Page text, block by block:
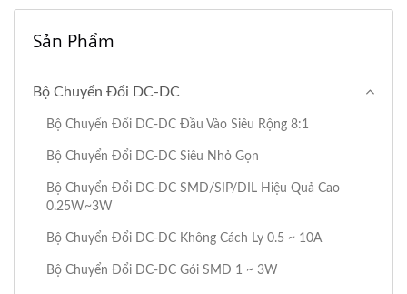
Sản Phẩm
Bộ Chuyển Đổi DC-DC
Bộ Chuyển Đổi DC-DC Đầu Vào Siêu Rộng 8:1
Bộ Chuyển Đổi DC-DC Siêu Nhỏ Gọn
Bộ Chuyển Đổi DC-DC SMD/SIP/DIL Hiệu Quả Cao
0.25W~3W
Bộ Chuyển Đổi DC-DC Không Cách Ly 0.5 ~ 10A
Bộ Chuyển Đổi DC-DC Gói SMD 1 ~ 3W